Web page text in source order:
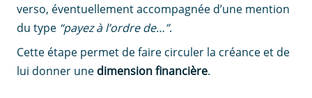
verso, éventuellement accompagnée d’une mention
du type “payez à l’ordre de…”.
Cette étape permet de faire circuler la créance et de
lui donner une dimension financière.